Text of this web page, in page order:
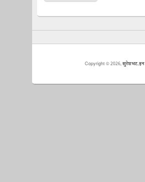
Copyright © 2026,सुरेशभट.इन